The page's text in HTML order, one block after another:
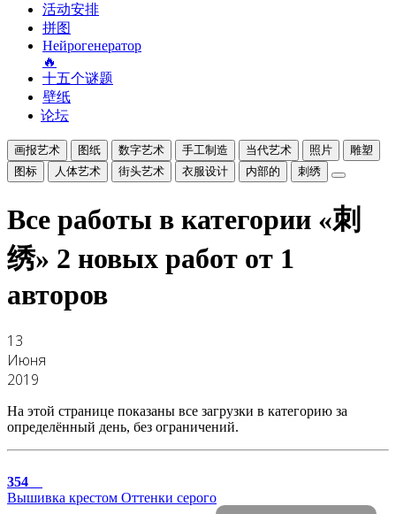
活动安排
拼图
Нейрогенератор
🔥
十五个谜题
壁纸
论坛
画报艺术 图纸 数字艺术 手工制造 当代艺术 照片
雕塑
图标
人体艺术 街头艺术 衣服设计 内部的 刺绣
Все работы в категории «刺
绣» 2 новых работ от 1
авторов
13
Июня
2019
На этой странице показаны все загрузки в категорию за
определённый день, без ограничений.
354
Вышивка крестом Оттенки серого